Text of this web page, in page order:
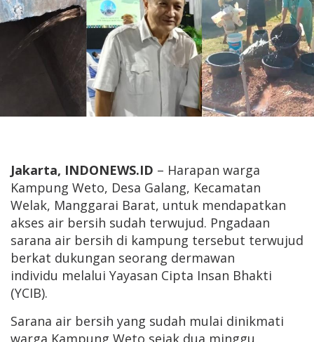
Jakarta, INDONEWS.ID – Harapan warga
Kampung Weto, Desa Galang, Kecamatan
Welak, Manggarai Barat, untuk mendapatkan
akses air bersih sudah terwujud. Pngadaan
sarana air bersih di kampung tersebut terwujud
berkat dukungan seorang dermawan
individu melalui Yayasan Cipta Insan Bhakti
(YCIB).
Sarana air bersih yang sudah mulai dinikmati
warga Kampung Weto sejak dua minggu